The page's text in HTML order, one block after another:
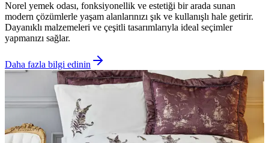
Norel yemek odası, fonksiyonellik ve estetiği bir arada sunan
modern çözümlerle yaşam alanlarınızı şık ve kullanışlı hale getirir.
Dayanıklı malzemeleri ve çeşitli tasarımlarıyla ideal seçimler
yapmanızı sağlar.
Daha fazla bilgi edinin